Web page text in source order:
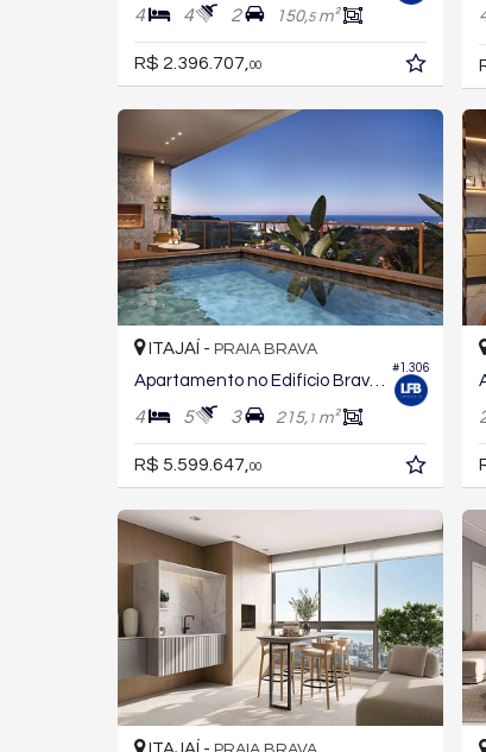
4 4 2 150,5m²
R$ 2.396.707, 00
#1.306
ITAJAÍ - PRAIA BRAVA
Apartamento no Edifício Brava Ocean
4 5 3 215, 1 m²
R$ 5.599.647, 00